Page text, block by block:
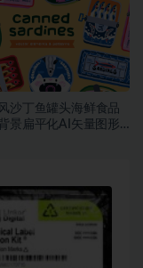
沙丁鱼罐头海鲜食品
景扁平化AI矢量图形